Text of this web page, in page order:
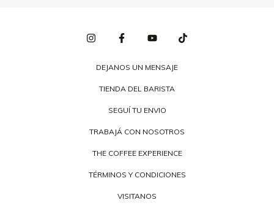
DEJANOS UN MENSAJE
TIENDA DEL BARISTA
SEGUÍ TU ENVIO
TRABAJÁ CON NOSOTROS
THE COFFEE EXPERIENCE
TÉRMINOS Y CONDICIONES
VISITANOS